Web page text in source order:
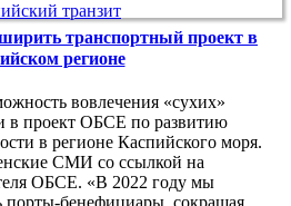
транзит
транспортный проект в
регионе
вовлечения «сухих»
в проект ОБСЕ по развитию
в регионе Каспийского моря.
СМИ со ссылкой на
ОБСЕ. «В 2022 году мы